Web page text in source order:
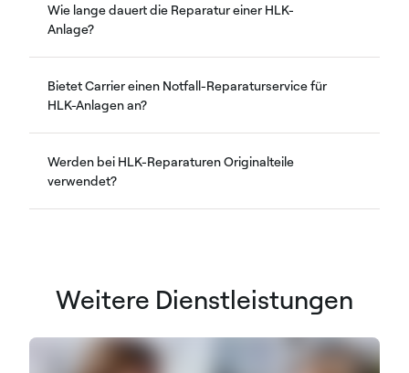
Wie lange dauert die Reparatur einer HLK-
Anlage?
Bietet Carrier einen Notfall-Reparaturservice für
HLK-Anlagen an?
Werden bei HLK-Reparaturen Originalteile
verwendet?
Weitere Dienstleistungen